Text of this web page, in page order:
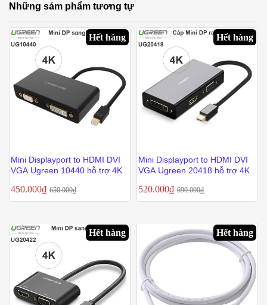
Những sảm phẩm tương tự
Hết hàng
Mini Displayport to HDMI DVI
VGA Ugreen 10440 hỗ trợ 4K
450.000₫ 650.000₫
Hết hàng
Mini Displayport to HDMI DVI
VGA Ugreen 20418 hỗ trợ 4K
520.000₫ 690.000₫
Hết hàng Hết hàng